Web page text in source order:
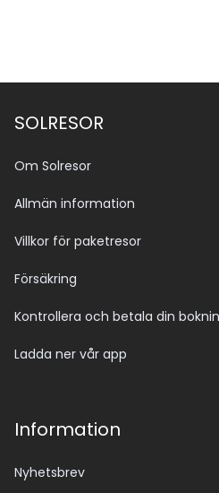
SOLRESOR
Om Solresor
Allmän information
Villkor för paketresor
Försäkring
Kontrollera och betala din
Ladda ner vår app
Information
Nyhetsbrev